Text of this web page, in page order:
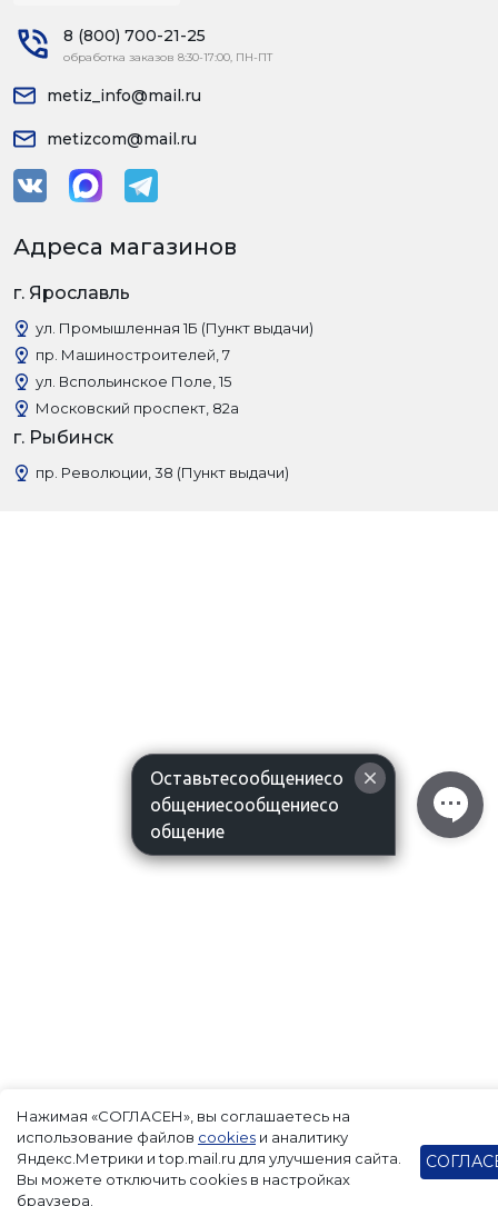
8 (800) 700-21-25
обработка заказов 8:30-17:00, ПН-ПТ
metiz_info@mail.ru
metizcom@mail.ru
Адреса магазинов
г. Ярославль
ул. Промышленная 1Б (Пункт выдачи)
пр. Машиностроителей, 7
ул. Вспольинское Поле, 15
Московский проспект, 82а
г. Рыбинск
пр. Революции, 38 (Пункт выдачи)
Нажимая «СОГЛАСЕН», вы соглашаетесь на
использование файлов cookies и аналитику
Яндекс.Метрики и top.mail.ru для улучшения сайта.
Вы можете отключить cookies в настройках
браузера.
Оставьтесообщениесо
общениесообщениесо
общение